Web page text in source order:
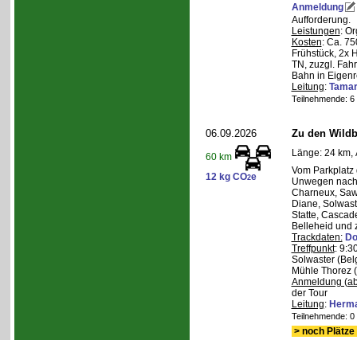
Anmeldung
Aufforderung.
Leistungen:
Kosten: Ca.
Frühstück, 2x
TN, zuzgl.
Bahn in
Leitung:
Teilnehmende:
06.09.2026
60 km
12 kg CO2e
Zu den
Länge: 24 km,
Vom
Unwegen
Charneux,
Diane,
Statte,
Belleheid und
Trackdaten:
Treffpunkt:
Solwaster
Mühle Thorez
Anmeldung
der Tour
Leitung:
Teilnehmende:
> noch